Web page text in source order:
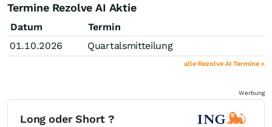
Termine Rezolve AI Aktie
Datum
Termin
01.10.2026
Quartalsmitteilung
alle Rezolve AI Termine »
Werbung
Long oder Short ?